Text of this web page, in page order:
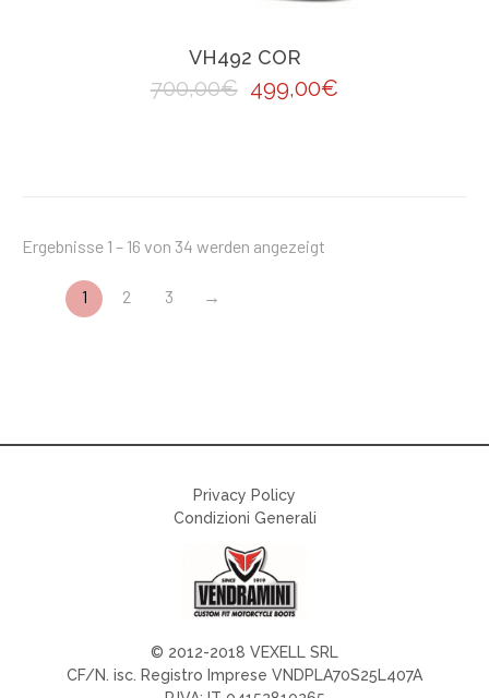
VH492 COR
700,00€ 499,00€
Ergebnisse 1 – 16 von 34 werden angezeigt
1 2 3 →
Privacy Policy
Condizioni Generali
© 2012-2018 VEXELL SRL
CF/N. isc. Registro Imprese VNDPLA70S25L407A